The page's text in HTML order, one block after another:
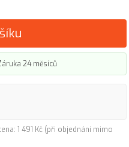
24 měsíců
1 491 Kč (při objednání mimo